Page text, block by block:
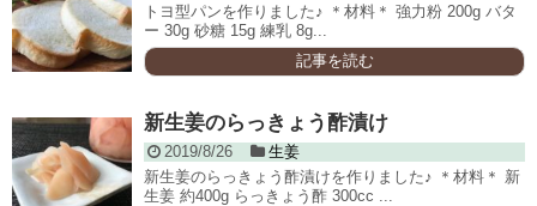
トヨ型パンを作りました♪ ＊材料＊ 強力粉 200g バタ
ー 30g 砂糖 15g 練乳 8g...
記事を読む
新生姜のらっきょう酢漬け
2019/8/26
生姜
新生姜のらっきょう酢漬けを作りました♪ ＊材料＊ 新
生姜 約400g らっきょう酢 300cc ...